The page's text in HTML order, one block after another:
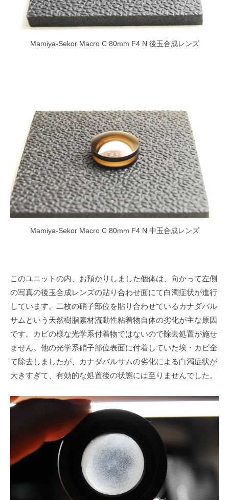
Mamiya-Sekor Macro C 80mm F4 N 後玉合成レンズ
Mamiya-Sekor Macro C 80mm F4 N 中玉合成レンズ
このユニットの内、お預かりしました個体は、向かって左側
の写真の後玉合成レンズの貼り合わせ面にて白濁症状が進行
しています。二枚の硝子部位を貼り合わせているカナダバル
サムという天然樹脂素材流動性粘着物自体の劣化が主な原因
です。カビの様な光学系付着物ではないので除去処置が施せ
ません。他の光学系硝子部位表面に付着していた埃・カビ全
て除去しましたが、カナダバルサムの劣化による白濁症状が
大きすぎて、有効的な処置後の状態には至りませんでした。